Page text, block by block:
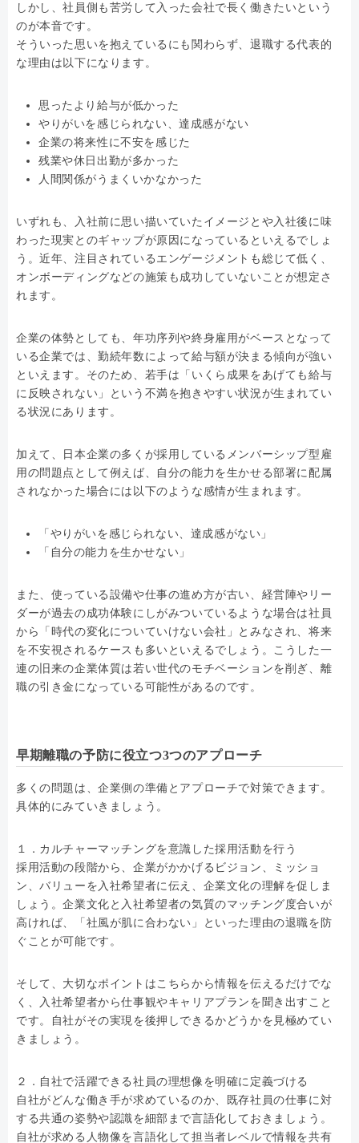
しかし、社員側も苦労して入った会社で長く働きたいという
のが本音です。
そういった思いを抱えているにも関わらず、退職する代表的
な理由は以下になります。
思ったより給与が低かった
やりがいを感じられない、達成感がない
企業の将来性に不安を感じた
残業や休日出勤が多かった
人間関係がうまくいかなかった
いずれも、入社前に思い描いていたイメージとや入社後に味
わった現実とのギャップが原因になっているといえるでしょ
う。近年、注目されているエンゲージメントも総じて低く、
オンボーディングなどの施策も成功していないことが想定さ
れます。
企業の体勢としても、年功序列や終身雇用がベースとなって
いる企業では、勤続年数によって給与額が決まる傾向が強い
といえます。そのため、若手は「いくら成果をあげても給与
に反映されない」という不満を抱きやすい状況が生まれてい
る状況にあります。
加えて、日本企業の多くが採用しているメンバーシップ型雇
用の問題点として例えば、自分の能力を生かせる部署に配属
されなかった場合には以下のような感情が生まれます。
「やりがいを感じられない、達成感がない」
「自分の能力を生かせない」
また、使っている設備や仕事の進め方が古い、経営陣やリー
ダーが過去の成功体験にしがみついているような場合は社員
から「時代の変化についていけない会社」とみなされ、将来
を不安視されるケースも多いといえるでしょう。こうした一
連の旧来の企業体質は若い世代のモチベーションを削ぎ、離
職の引き金になっている可能性があるのです。
早期離職の予防に役立つ3つのアプローチ
多くの問題は、企業側の準備とアプローチで対策できます。
具体的にみていきましょう。
１．カルチャーマッチングを意識した採用活動を行う
採用活動の段階から、企業がかかげるビジョン、ミッショ
ン、バリューを入社希望者に伝え、企業文化の理解を促しま
しょう。企業文化と入社希望者の気質のマッチング度合いが
高ければ、「社風が肌に合わない」といった理由の退職を防
ぐことが可能です。
そして、大切なポイントはこちらから情報を伝えるだけでな
く、入社希望者から仕事観やキャリアプランを聞き出すこと
です。自社がその実現を後押しできるかどうかを見極めてい
きましょう。
２．自社で活躍できる社員の理想像を明確に定義づける
自社がどんな働き手が求めているのか、既存社員の仕事に対
する共通の姿勢や認識を細部まで言語化しておきましょう。
自社が求める人物像を言語化して担当者レベルで情報を共有